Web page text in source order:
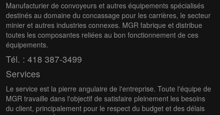
Manufacturier de convoyeurs et autres équipements spécialisés
destinés au domaine du concassage pour les carrières, le secteur
minier et autres industries connexes. MGR fabrique et distribue
toutes les composantes reliées au bon fonctionnement de ces
équipements.
Tél. : 418 387-3499
Services
Le service est la pierre angulaire de l'entreprise. Toute l'équipe de
MGR travaille dans l'objectif de satisfaire pleinement les besoins
du client, principalement pour le respect du budget et des délais